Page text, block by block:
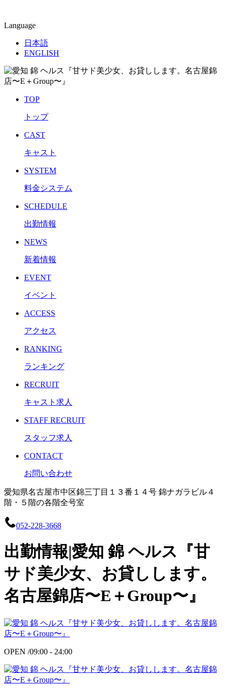
Language
日本語
ENGLISH
TOP
トップ
CAST
キャスト
SYSTEM
料金システム
SCHEDULE
出勤情報
NEWS
新着情報
EVENT
イベント
ACCESS
アクセス
RANKING
ランキング
RECRUIT
キャスト求人
STAFF RECRUIT
スタッフ求人
CONTACT
お問い合わせ
愛知県名古屋市中区錦三丁目１３番１４号 錦ナガラビル４
階・５階の各階全号室
052-228-3668
出勤情報|愛知 錦 ヘルス『甘
サド美少女、お貸しします。
名古屋錦店〜E＋Group〜』
OPEN /09:00 - 24:00